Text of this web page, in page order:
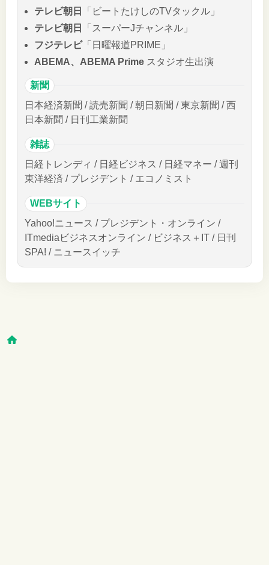
テレビ朝日
「ビートたけしのTVタックル」
テレビ朝日
「スーパーJチャンネル」
フジテレビ「日曜報道PRIME」
ABEMA、ABEMA Prime スタジオ生出演
新聞
日本経済新聞 / 読売新聞 / 朝日新聞 / 東京新聞 / 西
日本新聞 / 日刊工業新聞
雑誌
日経トレンディ / 日経ビジネス / 日経マネー / 週刊
東洋経済 / プレジデント / エコノミスト
WEBサイト
Yahoo!ニュース / プレジデント・オンライン /
ITmediaビジネスオンライン / ビジネス＋IT / 日刊
SPA! / ニュースイッチ